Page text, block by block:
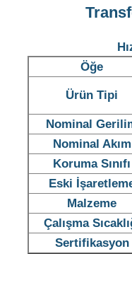
Öğe
Ürün Tipi
Nominal
Nominal Akım
Koruma Sınıfı
Eski
Malzeme
Çalışma
Sertifikasyon